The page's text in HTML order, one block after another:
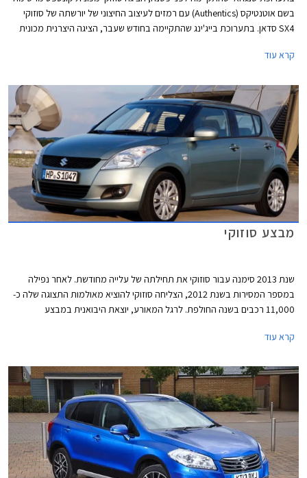
בשם אוטנטיקס (Authentics) עם רמזים לעיצוב החיצוני של יורשתה של סוזוקי
SX4 סדאן. בתערוכת בייג'ינג שהתקיימה בחודש שעבר, הציגה היצרנית מכונית
לגרסת הייצור הסופית. כעת, מספר חודשים לפני החשיפה הרשמית, צולמה
קרא עוד
מבצע סוזוקי
שנת 2013 סימנה עבור סוזוקי את תחילתה של עלייה מחודשת. לאחר נפילה
במספר המסירות בשנת 2012, הצליחה סוזוקי להוציא מאולמות התצוגה שלה כ-
11,000 רכבים בשנה החולפת. לרגל המאורע, יוצאת היבואנית במבצע
21.02.2014 או עד גמר המלאי.
קרא עוד